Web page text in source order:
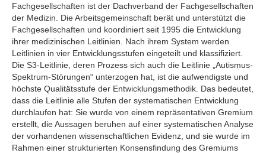
Fachgesellschaften ist der Dachverband der Fachgesellschaften
der Medizin. Die Arbeitsgemeinschaft berät und unterstützt die
Fachgesellschaften und koordiniert seit 1995 die Entwicklung
ihrer medizinischen Leitlinien. Nach ihrem System werden
Leitlinien in vier Entwicklungsstufen eingeteilt und klassifiziert.
Die S3-Leitlinie, deren Prozess sich auch die Leitlinie „Autismus-
Spektrum-Störungen“ unterzogen hat, ist die aufwendigste und
höchste Qualitätsstufe der Entwicklungsmethodik. Das bedeutet,
dass die Leitlinie alle Stufen der systematischen Entwicklung
durchlaufen hat: Sie wurde von einem repräsentativen Gremium
erstellt, die Aussagen beruhen auf einer systematischen Analyse
der vorhandenen wissenschaftlichen Evidenz, und sie wurde im
Rahmen einer strukturierten Konsensfindung des Gremiums